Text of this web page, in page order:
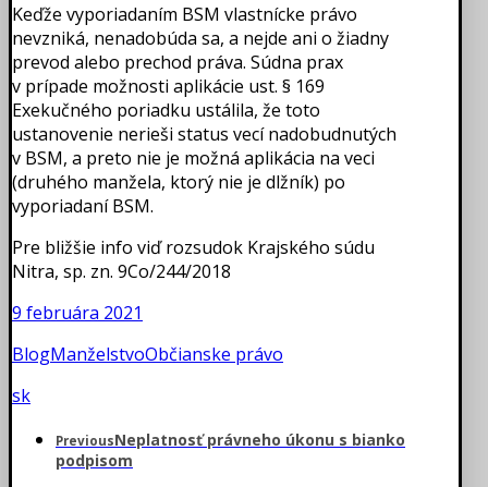
Keďže vyporiadaním BSM vlastnícke právo
nevzniká, nenadobúda sa, a nejde ani o žiadny
prevod alebo prechod práva. Súdna prax
v prípade možnosti aplikácie ust. § 169
Exekučného poriadku ustálila, že toto
ustanovenie nerieši status vecí nadobudnutých
v BSM, a preto nie je možná aplikácia na veci
(druhého manžela, ktorý nie je dlžník) po
vyporiadaní BSM.
Pre bližšie info viď rozsudok Krajského súdu
Nitra, sp. zn. 9Co/244/2018
9 februára 2021
BlogManželstvoObčianske právo
sk
PreviousNeplatnosť právneho úkonu s bianko
podpisom